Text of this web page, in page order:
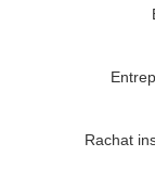
Rachat